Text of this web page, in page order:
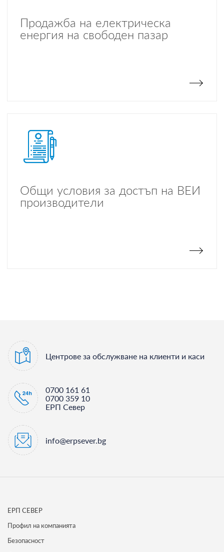
Продажба на електрическа
енергия на свободен пазар
Общи условия за достъп на ВЕИ
производители
Центрове за обслужване на клиенти и каси
0700 161 61
0700 359 10
ЕРП Север
info@erpsever.bg
ЕРП СЕВЕР
Профил на компанията
Безопасност